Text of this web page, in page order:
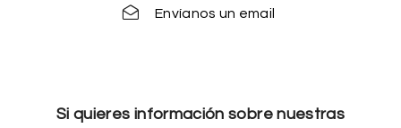
Envíanos un email
Si quieres información sobre nuestras